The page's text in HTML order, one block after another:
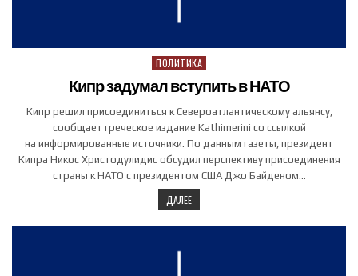
Posted in
ПОЛИТИКА
Кипр задумал вступить в НАТО
Кипр решил присоединиться к Североатлантическому альянсу,
сообщает греческое издание Kathimerini со ссылкой
на информированные источники. По данным газеты, президент
Кипра Никос Христодулидис обсудил перспективу присоединения
страны к НАТО с президентом США Джо Байденом…
ДАЛЕЕ